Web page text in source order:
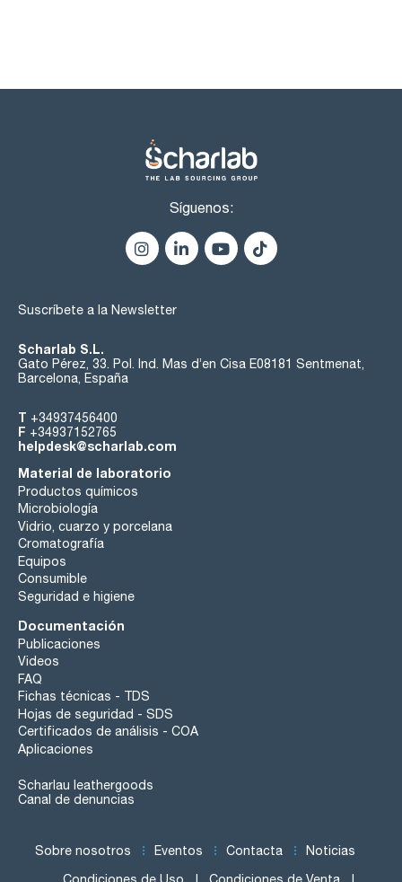
Síguenos:
Suscríbete a la Newsletter
Scharlab S.L.
Gato Pérez, 33. Pol. Ind. Mas d’en Cisa E08181 Sentmenat,
Barcelona, España
T +34937456400
F +34937152765
helpdesk@scharlab.com
Material de laboratorio
Productos químicos
Microbiología
Vidrio, cuarzo y porcelana
Cromatografía
Equipos
Consumible
Seguridad e higiene
Documentación
Publicaciones
Videos
FAQ
Fichas técnicas - TDS
Hojas de seguridad - SDS
Certificados de análisis - COA
Aplicaciones
Scharlau leathergoods
Canal de denuncias
Sobre nosotros Eventos Contacta Noticias
Condiciones de Uso Condiciones de Venta